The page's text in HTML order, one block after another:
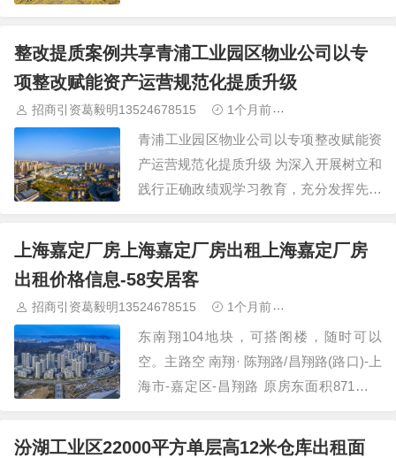
国细分产业研究、产业规划、产业园区规
划、产业地产规划、特色小镇规划、产业
新城规划及产业园区招商引资等，助力地
方产业发展，促进产城融合。…
整改提质案例共享青浦工业园区物业公司以专
项整改赋能资产运营规范化提质升级
招商引资葛毅明13524678515 1个月前
青浦工业园区物业公司以专项整改赋能资
产运营规范化提质升级 为深入开展树立和
践行正确政绩观学习教育，充分发挥先进
整改促规范、以规范提质效，结合近期区
管企业巡察审计整改联合指导中的优秀案
例，开设《整改提质 案例共享》专栏，集
中展示区管企业在资…
上海嘉定厂房上海嘉定厂房出租上海嘉定厂房
出租价格信息-58安居客
招商引资葛毅明13524678515 1个月前
东南翔104地块，可搭阁楼，随时可以
空。主路空 南翔· 陈翔路/昌翔路(路口)-上
海市-嘉定区-昌翔路 原房东面积871平，
育绿路-道路-上海市-嘉定区 可环评整租…
汾湖工业区22000平方单层高12米仓库出租面